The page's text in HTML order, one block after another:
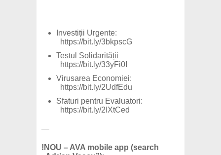
Investiții Urgente:
https://bit.ly/3bkpscG
Testul Solidarității
https://bit.ly/33yFi0I
Virusarea Economiei:
https://bit.ly/2UdfEdu
Sfaturi pentru Evaluatori:
https://bit.ly/2IXtCed
—
!NOU – AVA mobile app (search